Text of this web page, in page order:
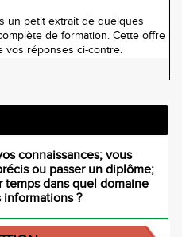
un petit extrait de quelques
de formation. Cette offre
vos réponses ci-contre.
connaissances; vous
ou passer un diplôme;
temps dans quel domaine
?